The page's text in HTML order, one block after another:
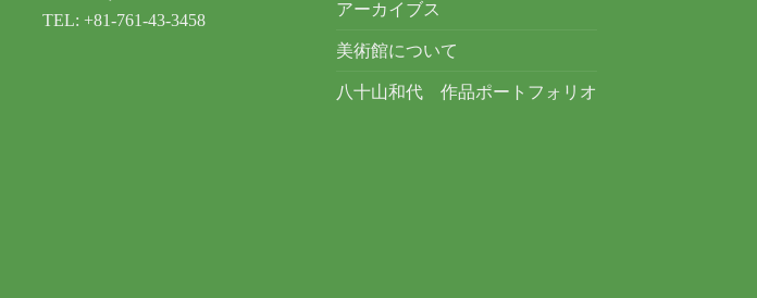
TEL: +81-761-43-3458
アーカイブス
美術館について
八十山和代 作品ポートフォリオ